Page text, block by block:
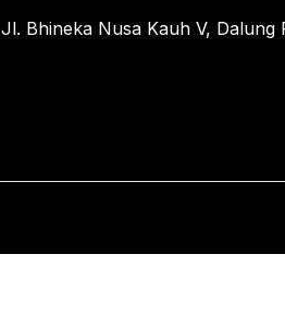
Jl. Bhineka Nusa Kauh V,